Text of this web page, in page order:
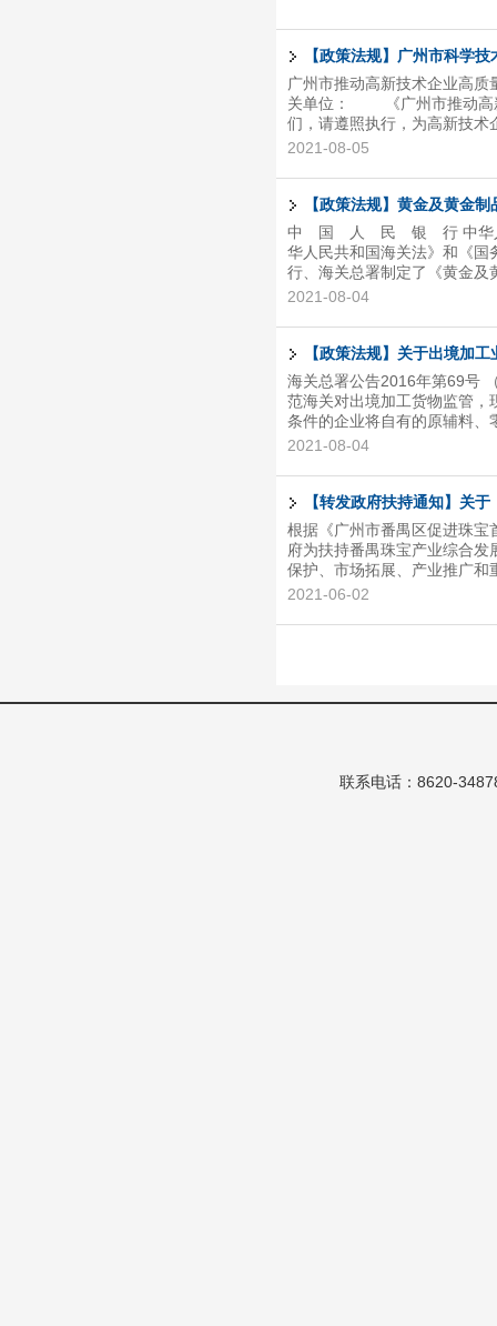
【政策法规】广州市科学
广州市推动高新技术企业高
关单位： 《广州市推动高新
们，请遵照执行，为高新技术
科学技术局反映。 广州市科
2021-08-05
【政策法规】黄金及黄金
中 国 人 民 银 行 中华人民
华人民共和国海关法》和《国
行、海关总署制定了《黄金
民银行行长 周小川 海关总
国中国人民银行法》、《中华
可的决定》等法律法规，制
金和金制成品等。 第三条 中
2021-08-04
【政策法规】关于出境加
海关总署公告2016年第69号
范海关对出境加工货物监管，
条件的企业将自有的原辅料、
期限内复运进境并支付加工
（一）信用等级为一般认证及
国家应征出口关税货物。 三
违规，已被海关立案调查、
2021-08-04
【转发政府扶持通知】关
根据《广州市番禺区促进珠
府为扶持番禺珠宝产业综合
保护、市场拓展、产业推广和
烦请尽快按要求提交相关材
2021-06-02
联系电话：8620-